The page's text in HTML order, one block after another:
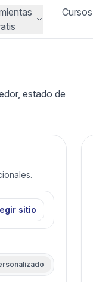
Cursos
estado de
sitio